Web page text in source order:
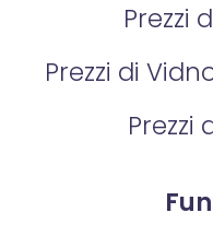
Prezzi
Prezzi di
Prezzi